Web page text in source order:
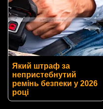
Який штраф за
непристебнутий
ремінь безпеки у 2026
році